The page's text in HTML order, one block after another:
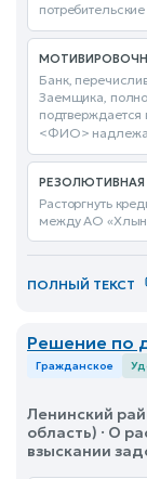
Банк,
Заемщика,
<ФИО>
РЕЗОЛЮТИВНАЯ
Расторгнуть
между АО
ПОЛНЫЙ ТЕКСТ
Решение по
Гражданское
Ленинский
область) · О
взыскании